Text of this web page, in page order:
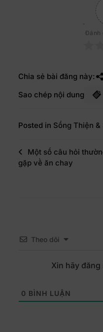
Đánh
Chia sẻ bài đăng này:
Sao chép nội dung
Posted in Sống Thiện &
Một số câu hỏi
gặp về ăn chay
Theo dõi
Xin hãy
0 BÌNH LUẬN